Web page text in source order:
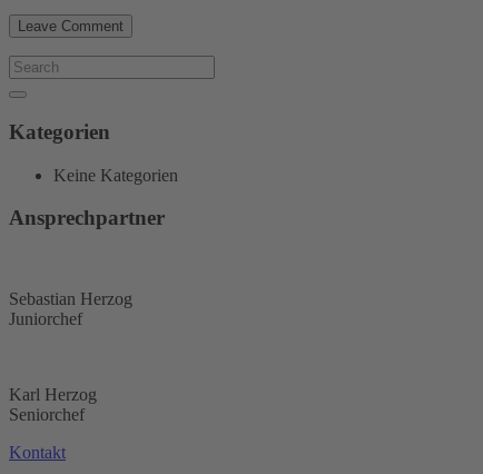
Kategorien
Keine Kategorien
Ansprechpartner
Sebastian Herzog
Juniorchef
Karl Herzog
Seniorchef
Kontakt